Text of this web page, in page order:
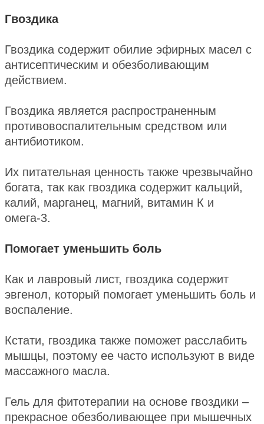
Гвоздика
Гвоздика содержит обилие эфирных масел с
антисептическим и обезболивающим
действием.
Гвоздика является распространенным
противовоспалительным средством или
антибиотиком.
Их питательная ценность также чрезвычайно
богата, так как гвоздика содержит кальций,
калий, марганец, магний, витамин К и
омега-3.
Помогает уменьшить боль
Как и лавровый лист, гвоздика содержит
эвгенол, который помогает уменьшить боль и
воспаление.
Кстати, гвоздика также поможет расслабить
мышцы, поэтому ее часто используют в виде
массажного масла.
Гель для фитотерапии на основе гвоздики –
прекрасное обезболивающее при мышечных